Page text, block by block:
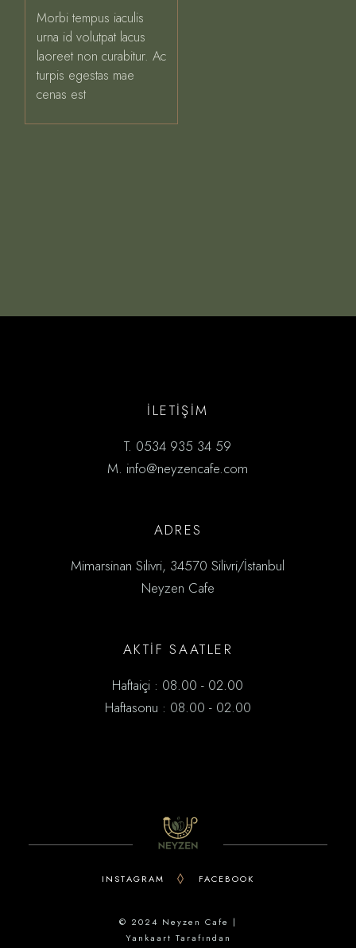
Morbi tempus iaculis
urna id volutpat lacus
laoreet non curabitur. Ac
turpis egestas mae
cenas est
İLETİŞIM
T. 0534 935 34 59
M. info@neyzencafe.com
ADRES
Mimarsinan Silivri, 34570 Silivri/İstanbul
Neyzen Cafe
AKTİF SAATLER
Haftaiçi : 08.00 - 02.00
Haftasonu : 08.00 - 02.00
INSTAGRAM FACEBOOK
© 2024 Neyzen Cafe |
Yankaart Tarafından